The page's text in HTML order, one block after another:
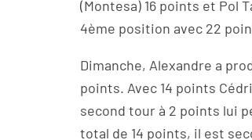
(Montesa) 16 points et Pol
4ème position avec 22
Dimanche, Alexandre a
points. Avec 14 points
second tour à 2 points lui
total de 14 points, il est